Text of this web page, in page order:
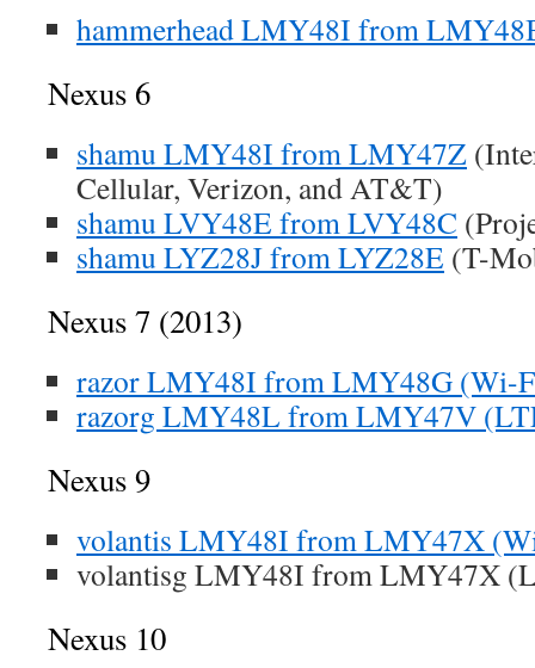
hammerhead LMY48I from
Nexus 6
shamu LMY48I from LMY47Z
Cellular, Verizon, and AT&T)
shamu LVY48E from LVY48C
shamu LYZ28J from LYZ28E (T-
Nexus 7 (2013)
razor LMY48I from LMY48G (Wi-
razorg LMY48L from LMY47V
Nexus 9
volantis LMY48I from LMY47X
volantisg LMY48I from LMY47X
Nexus 10